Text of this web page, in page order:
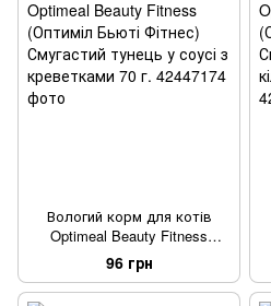
Вологий корм для котів
Optimeal Beauty Fitness
(Оптиміл Бьюті Фітнес)
Смугастий тунець у соусі з
креветками 70 г.
96 грн